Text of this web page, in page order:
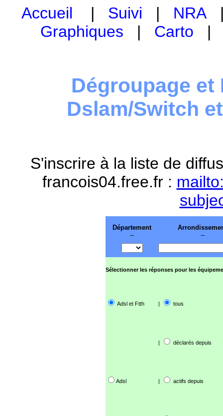
Accueil | Suivi | NRA
Graphiques | Carto
Dégroupage et
Dslam/Switch
S'inscrire à la liste de
francois04.free.fr :
Département
--
--
Sélectionner les réponses pour les
Adsl et Ftth | tous
| déclarés depuis
Adsl | actifs depuis